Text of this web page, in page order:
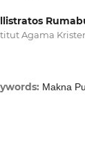
Agama
Makna